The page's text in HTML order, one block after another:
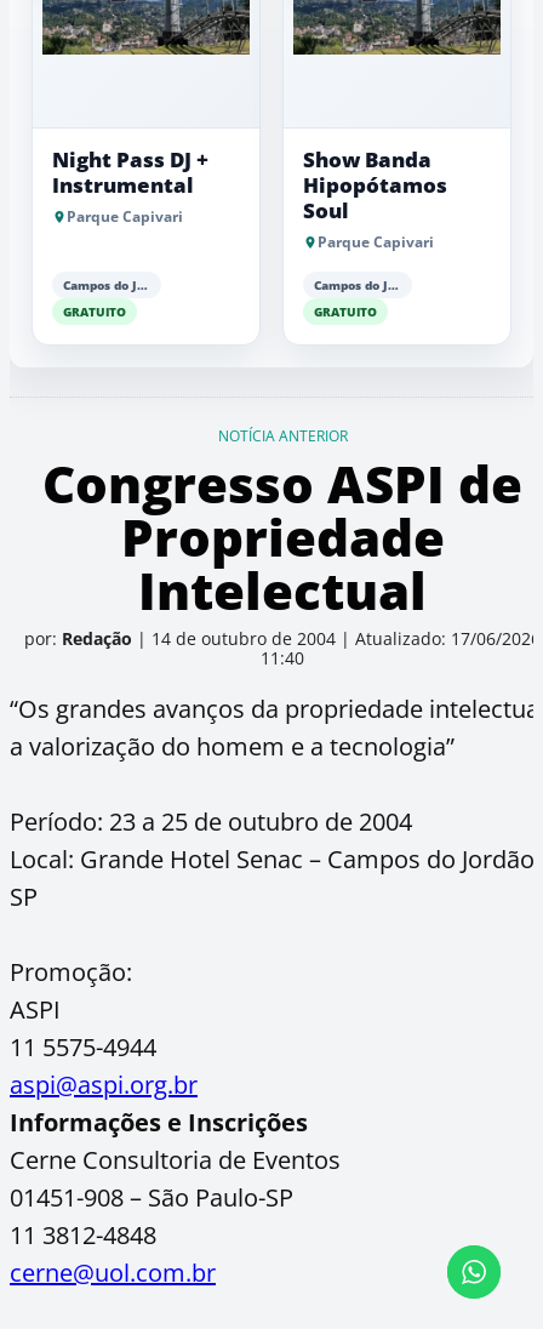
Night Pass DJ +
Instrumental
Parque Capivari
Campos do Jordão
GRATUITO
Show Banda
Hipopótamos
Soul
Parque Capivari
Campos do Jordão
GRATUITO
NOTÍCIA ANTERIOR
Congresso ASPI de
Propriedade
Intelectual
por: Redação | 14 de outubro de 2004 | Atualizado: 17/06/2026
11:40
“Os grandes avanços da propriedade
a valorização do homem e a tecnologia”
Período: 23 a 25 de outubro de 2004
Local: Grande Hotel Senac – Campos do Jordão-
SP
Promoção:
ASPI
11 5575-4944
aspi@aspi.org.br
Informações e Inscrições
Cerne Consultoria de Eventos
01451-908 – São Paulo-SP
11 3812-4848
cerne@uol.com.br